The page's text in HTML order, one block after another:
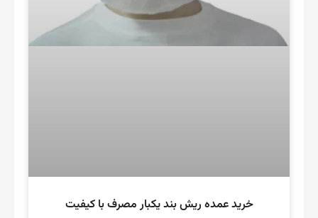
خرید عمده ریش بند یکبار مصرف با کیفیت